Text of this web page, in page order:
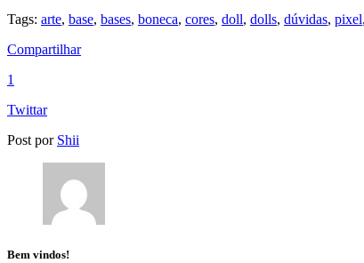
Tags: arte, base, bases, boneca, cores, doll, dolls, dúvidas, pixel,
Compartilhar
1
Twittar
Post por Shii
Bem vindos!